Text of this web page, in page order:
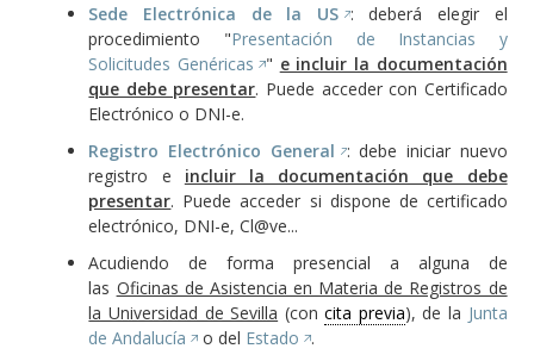
Sede Electrónica de la US : deberá elegir el
procedimiento "Presentación de Instancias y
Solicitudes Genéricas
" e incluir la documentación
que debe presentar. Puede acceder con Certificado
Electrónico o DNI-e.
Registro Electrónico General : debe iniciar nuevo
registro e incluir la documentación que debe
presentar. Puede acceder si dispone de certificado
electrónico, DNI-e, Cl@ve...
Acudiendo de forma presencial a alguna de
las Oficinas de Asistencia en Materia de Registros de
la Universidad de Sevilla (concita previa), de la Junta
de Andalucía
o del Estado
.